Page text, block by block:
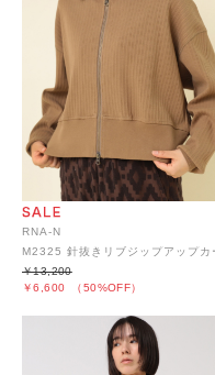
RNA-N
￥6,600 （50%OFF）
￥13,200